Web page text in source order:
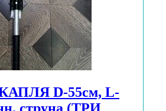
D-55см, L-